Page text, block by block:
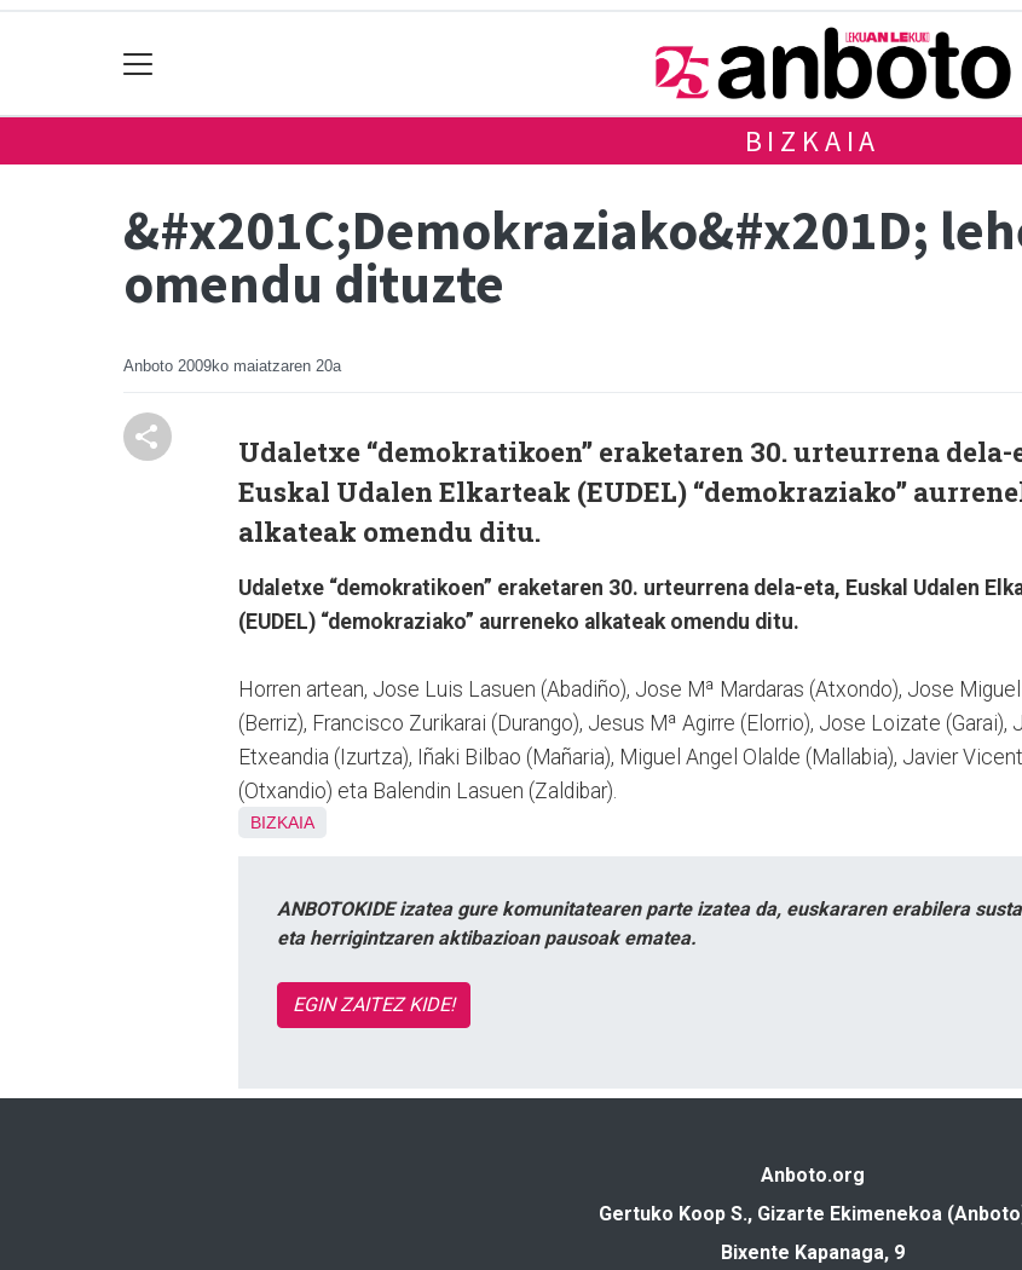
BIZKAIA
&#x201C;Demokraziako&#x201D;
omendu dituzte
Anboto 2009ko maiatzaren 20a
Udaletxe “demokratikoen” eraketaren 30. urteurrena dela-
Euskal Udalen Elkarteak (EUDEL) “demokraziako”
alkateak omendu ditu.
Udaletxe “demokratikoen” eraketaren 30. urteurrena dela-eta, Euskal Udalen
(EUDEL) “demokraziako” aurreneko alkateak omendu ditu.
Horren artean, Jose Luis Lasuen (Abadiño), Jose Mª Mardaras (Atxondo), Jose
(Berriz), Francisco Zurikarai (Durango), Jesus Mª Agirre (Elorrio), Jose Loizate (Garai),
Etxeandia (Izurtza), Iñaki Bilbao (Mañaria), Miguel Angel Olalde (Mallabia), Javier
(Otxandio) eta Balendin Lasuen (Zaldibar).
BIZKAIA
ANBOTOKIDE izatea gure komunitatearen parte izatea da, euskararen erabilera
eta herrigintzaren aktibazioan pausoak ematea.
EGIN ZAITEZ KIDE!
Anboto.org
Gertuko Koop S., Gizarte Ekimenekoa
Bixente Kapanaga, 9